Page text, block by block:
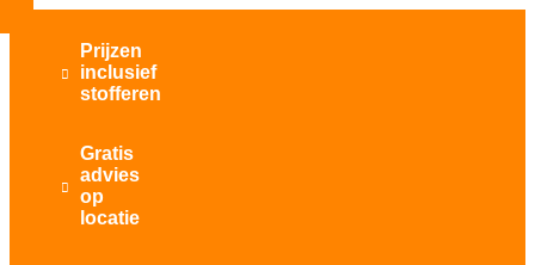

Prijzen
inclusief
stofferen

Gratis
advies
op
locatie